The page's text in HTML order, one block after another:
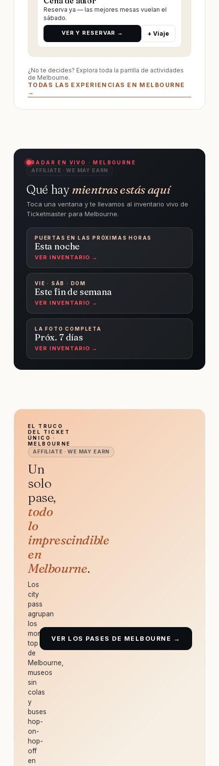
Reserva ya — las mejores mesas vuelan el
sábado.
VER Y RESERVAR → + Viaje
¿No te decides? Explora toda la parrilla de actividades
de Melbourne.
TODAS LAS EXPERIENCIAS EN MELBOURNE
→
RADAR EN VIVO · MELBOURNE
AFFILIATE · WE MAY EARN
Qué hay mientras estás aquí
Toca una ventana y te llevamos al inventario vivo de
Ticketmaster para Melbourne.
PUERTAS EN LAS PRÓXIMAS HORAS
Esta noche
VER INVENTARIO →
VIE · SÁB · DOM
Este fin de semana
VER INVENTARIO →
LA FOTO COMPLETA
Próx. 7 días
VER INVENTARIO →
EL TRUCO
DEL TICKET
ÚNICO ·
MELBOURNE
AFFILIATE · WE MAY EARN
Un
solo
pase,
todo
lo
imprescindible
en
Melbourne.
Los
city
pass
agrupan
los
monumentos
top
de
Melbourne,
museos
sin
colas
y
buses
hop-
on-
hop-
off
en
VER LOS PASES DE MELBOURNE →